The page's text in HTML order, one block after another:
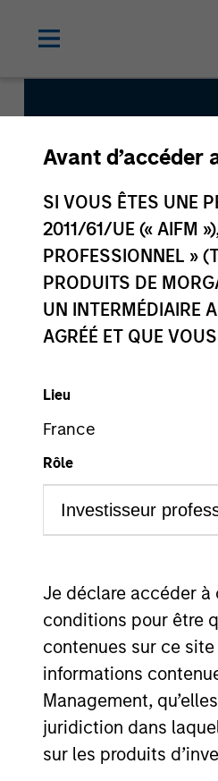
Avant d’accéder
SI VOUS ÊTES UNE
2011/61/UE (« AIFM
PROFESSIONNEL »
PRODUITS DE
UN INTERMÉDIAIRE
AGRÉÉ ET QUE
Lieu
France
Rôle
Je déclare accéder
conditions pour être
contenues sur ce
informations
Management,
juridiction dans
sur les produits
Morgan